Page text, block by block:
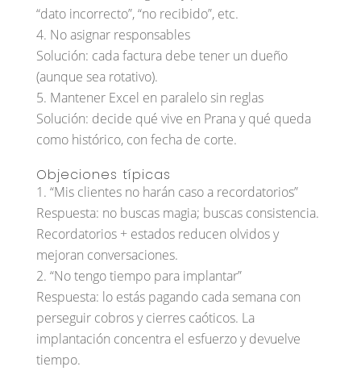
“dato incorrecto”, “no recibido”, etc.
No asignar responsables
Solución: cada factura debe tener un dueño
(aunque sea rotativo).
Mantener Excel en paralelo sin reglas
Solución: decide qué vive en Prana y qué queda
como histórico, con fecha de corte.
Objeciones típicas
“Mis clientes no harán caso a recordatorios”
Respuesta: no buscas magia; buscas consistencia.
Recordatorios + estados reducen olvidos y
mejoran conversaciones.
“No tengo tiempo para implantar”
Respuesta: lo estás pagando cada semana con
perseguir cobros y cierres caóticos. La
implantación concentra el esfuerzo y devuelve
tiempo.